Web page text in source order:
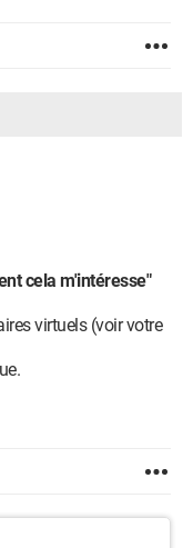
cela m'intéresse"
virtuels (voir votre